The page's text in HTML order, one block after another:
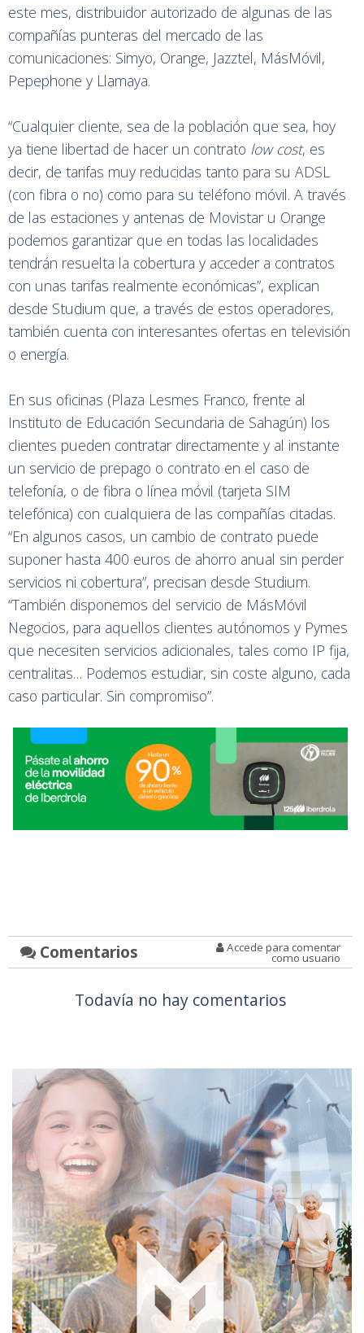
este mes, distribuidor autorizado de algunas de las
compañías punteras del mercado de las
comunicaciones: Simyo, Orange, Jazztel, MásMóvil,
Pepephone y Llamaya.
“Cualquier cliente, sea de la población que sea, hoy
ya tiene libertad de hacer un contrato low cost, es
decir, de tarifas muy reducidas tanto para su ADSL
(con fibra o no) como para su teléfono móvil. A través
de las estaciones y antenas de Movistar u Orange
podemos garantizar que en todas las localidades
tendrán resuelta la cobertura y acceder a contratos
con unas tarifas realmente económicas”, explican
desde Studium que, a través de estos operadores,
también cuenta con interesantes ofertas en televisión
o energía.
En sus oficinas (Plaza Lesmes Franco, frente al
Instituto de Educación Secundaria de Sahagún) los
clientes pueden contratar directamente y al instante
un servicio de prepago o contrato en el caso de
telefonía, o de fibra o línea móvil (tarjeta SIM
telefónica) con cualquiera de las compañías citadas.
“En algunos casos, un cambio de contrato puede
suponer hasta 400 euros de ahorro anual sin perder
servicios ni cobertura”, precisan desde Studium.
“También disponemos del servicio de MásMóvil
Negocios, para aquellos clientes autónomos y Pymes
que necesiten servicios adicionales, tales como IP fija,
centralitas… Podemos estudiar, sin coste alguno, cada
caso particular. Sin compromiso”.
Comentarios Accede para comentar
como usuario
Todavía no hay comentarios